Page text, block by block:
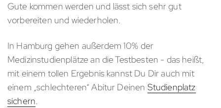
Gute kommen werden und lässt sich sehr gut
vorbereiten und wiederholen.
In Hamburg gehen außerdem 10% der
Medizinstudienplätze an die Testbesten - das heißt,
mit einem tollen Ergebnis kannst Du Dir auch mit
einem „schlechteren“ Abitur Deinen Studienplatz
sichern.